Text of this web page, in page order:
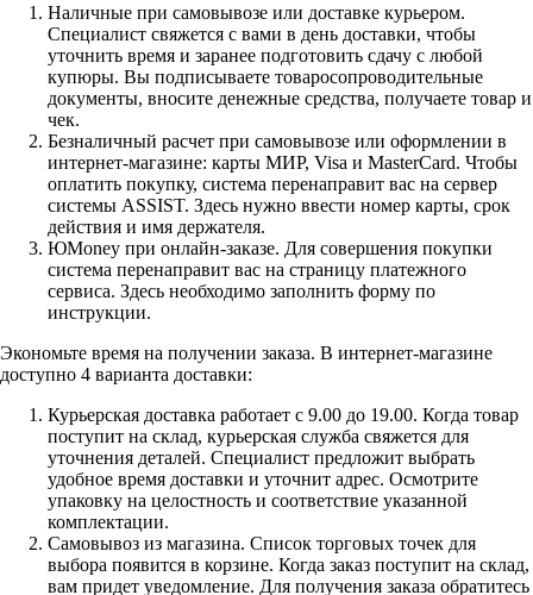
Наличные при самовывозе или доставке курьером.
Специалист свяжется с вами в день доставки, чтобы
уточнить время и заранее подготовить сдачу с любой
купюры. Вы подписываете товаросопроводительные
документы, вносите денежные средства, получаете товар и
чек.
Безналичный расчет при самовывозе или оформлении в
интернет-магазине: карты МИР, Visa и MasterCard. Чтобы
оплатить покупку, система перенаправит вас на сервер
системы ASSIST. Здесь нужно ввести номер карты, срок
действия и имя держателя.
ЮMoney при онлайн-заказе. Для совершения покупки
система перенаправит вас на страницу платежного
сервиса. Здесь необходимо заполнить форму по
инструкции.
Экономьте время на получении заказа. В интернет-магазине
доступно 4 варианта доставки:
Курьерская доставка работает с 9.00 до 19.00. Когда товар
поступит на склад, курьерская служба свяжется для
уточнения деталей. Специалист предложит выбрать
удобное время доставки и уточнит адрес. Осмотрите
упаковку на целостность и соответствие указанной
комплектации.
Самовывоз из магазина. Список торговых точек для
выбора появится в корзине. Когда заказ поступит на склад,
вам придет уведомление. Для получения заказа обратитесь